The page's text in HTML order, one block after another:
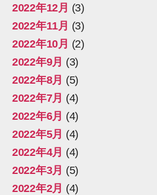
2022年12月 (3)
2022年11月 (3)
2022年10月 (2)
2022年9月 (3)
2022年8月 (5)
2022年7月 (4)
2022年6月 (4)
2022年5月 (4)
2022年4月 (4)
2022年3月 (5)
2022年2月 (4)